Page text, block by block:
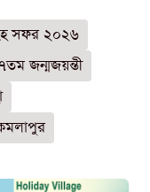
সফর ২০২৬
জন্মজয়ন্তী